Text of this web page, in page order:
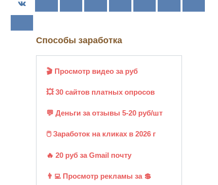
Способы заработка
🎬 Просмотр видео за руб
💥 30 сайтов платных опросов
💬 Деньги за отзывы 5-20 руб/шт
🖱️ Заработок на кликах в 2026 г
🔥 20 руб за Gmail почту
👨‍💻 Просмотр рекламы за 💲